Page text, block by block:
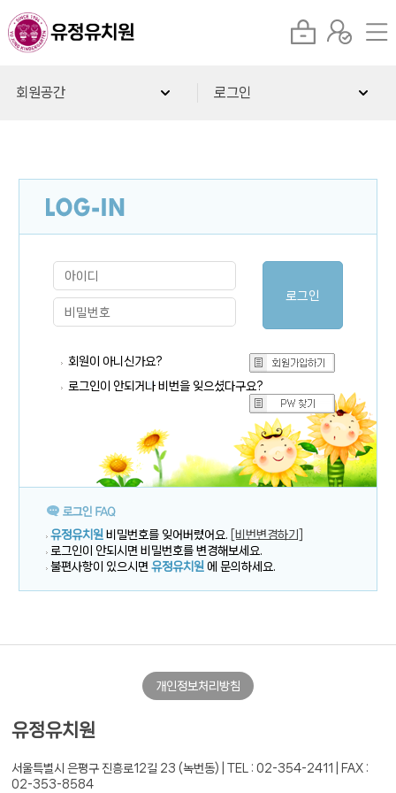
회원공간 로그인
회원이 아니신가요?
로그인이 안되거나 비번을 잊으셨다구요?
유정유치원 비밀번호를 잊어버렸어요.
[비번변경하기]
로그인이 안되시면 비밀번호를 변경해보세요.
불편사항이 있으시면 유정유치원 에 문의하세요.
개인정보처리방침
유정유치원
서울특별시 은평구 진흥로12길 23 (녹번동) |
TEL : 02-354-2411 | FAX :
02-353-8584